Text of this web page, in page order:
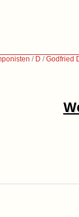
/ D /Godfried